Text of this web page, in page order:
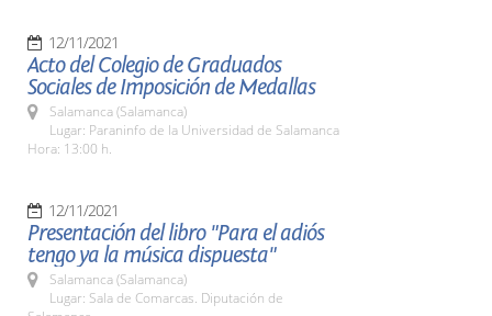
12/11/2021
Acto del Colegio de Graduados
Sociales de Imposición de Medallas
Salamanca (Salamanca)
Lugar: Paraninfo de la Universidad de Salamanca
Hora: 13:00 h.
12/11/2021
Presentación del libro "Para el adiós
tengo ya la música dispuesta"
Salamanca (Salamanca)
Lugar: Sala de Comarcas. Diputación de